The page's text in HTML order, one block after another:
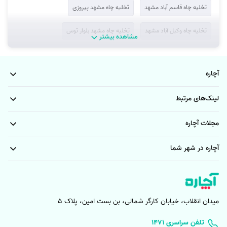
لوله بازکنی، بعد از اعلام جزییات کار مشتری، توسط متخصص اعلام می‌شود.
با این وجود می‌توانید در بالای همین صفحه بخشی از هزینه‌هایی که تعرفه
نهایی (از قیمت تخلیه چاه توالت گرفته تا قیمت لوله بازکنی با فنر) ارائه خدمات
میانگین بازۀ قیمت ذکر شده در جدول است اما همانگونه که مستحضرید
قیمت تخلیه چاه توالت و فاضلاب به صورت دقیق به شرایط ارائه خدمات لوله
بازکنی و جزئیات آن بستگی دارد.
عوامل موثر بر قیمت لوله بازکنی
قیمت لوله بازکنی بر اساس متراژ لوله‌: متراژ لوله یکی از فاکتورهای مهم
در تعیین هزینه نهایی است. هرچه طول متراز لوله‌هایی که نیاز به رفع
گرفتگی دارد بلندتر باشد مسلما هزینه هم بیشتر خواهد بود و فرآیند باز
تخلیه چاه قاسم آباد مشهد تخلیه چاه مشهد پیروزی
تخلیه چاه وکیل آباد مشهد تخلیه چاه مشهد بلوار توس
مشاهده بیشتر
آچاره
لینک‌های مرتبط
مجلات آچاره
آچاره در شهر شما
میدان انقلاب، خیابان کارگر شمالی، بن بست امین، پلاک 5
۱۴۷۱ تلفن سراسری